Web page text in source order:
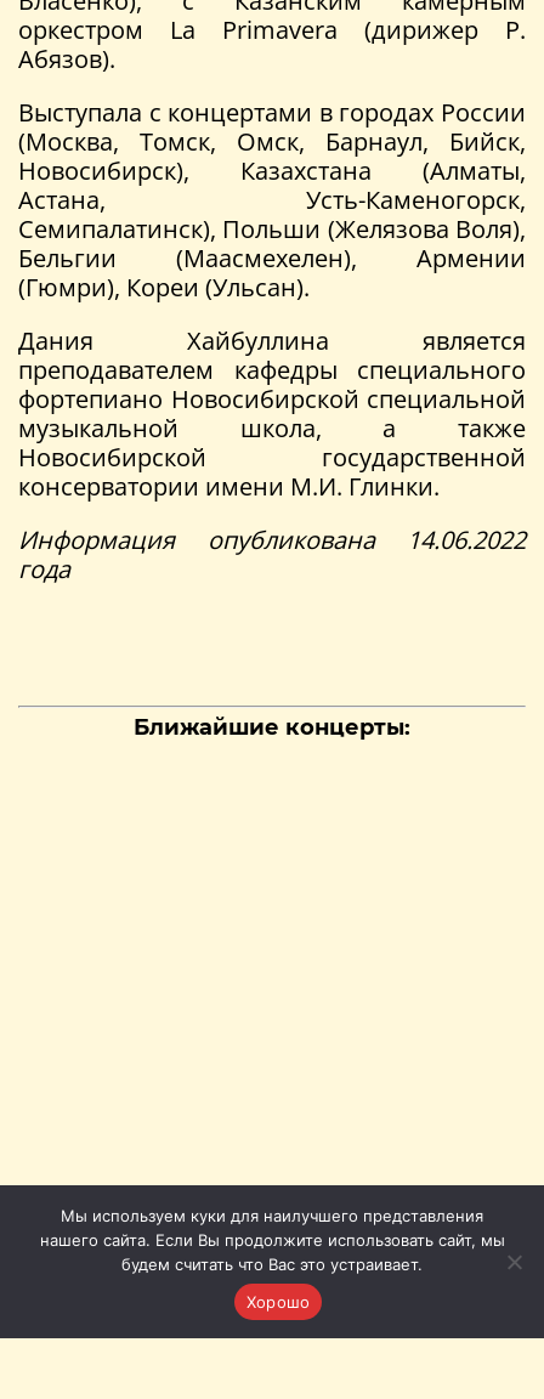
оркестром La Primavera (дирижер Р.
Абязов).
Выступала с концертами в городах России
(Москва, Томск, Омск, Барнаул, Бийск,
Новосибирск), Казахстана (Алматы,
Астана, Усть-Каменогорск,
Семипалатинск), Польши (Желязова Воля),
Бельгии (Маасмехелен), Армении
(Гюмри), Кореи (Ульсан).
Дания Хайбуллина является
преподавателем кафедры специального
фортепиано Новосибирской специальной
музыкальной школа, а также
Новосибирской государственной
консерватории имени М.И. Глинки.
Информация опубликована 14.06.2022
года
Ближайшие концерты:
Мы используем куки для наилучшего представления
нашего сайта. Если Вы продолжите использовать сайт, мы
будем считать что Вас это устраивает.
Хорошо